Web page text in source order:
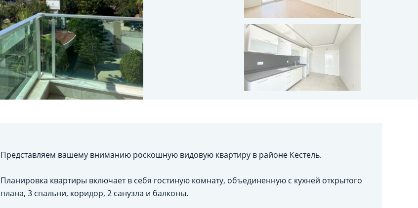
Представляем вашему вниманию роскошную видовую квартиру в районе Кестель.
Планировка квартиры включает в себя гостиную комнату, объединенную с кухней открытого
плана, 3 спальни, коридор, 2 санузла и балконы.